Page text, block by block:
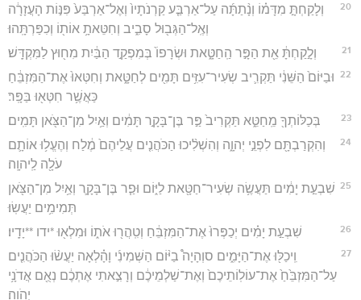
20
וְלָקַחְתָּ֣ מִדָּמ֗וֹ וְנָ֨תַתָּ֜ה עַל־אַרְבַּ֤ע קַרְנֹתָיו֙ וְאֶל־אַרְבַּע֙ פִּנּ֣וֹת הָעֲזָרָ֔ה
וְאֶֽל־הַגְּב֖וּל סָבִ֑יב וְחִטֵּאתָ֥ אוֹת֖וֹ וְכִפַּרְתָּֽהוּ׃
21 וְלָ֣קַחְתָּ֔ אֵ֖ת הַפָּ֣ר הַֽחַטָּ֑את וּשְׂרָפוֹ֙ בְּמִפְקַ֣ד הַבַּ֔יִת מִח֖וּץ לַמִּקְדָּֽשׁ׃
22
וּבַיּוֹם֙ הַשֵּׁנִ֔י תַּקְרִ֛יב שְׂעִיר־עִזִּ֥ים תָּמִ֖ים לְחַטָּ֑את וְחִטְּאוּ֙ אֶת־הַמִּזְבֵּ֔חַ
כַּאֲשֶׁ֥ר חִטְּא֖וּ בַּפָּֽר׃
23 בְּכַלּוֹתְךָ֖ מֵֽחַטֵּ֑א תַּקְרִיב֙ פַּ֣ר בֶּן־בָּקָ֣ר תָּמִ֔ים וְאַ֥יִל מִן־הַצֹּ֖אן תָּמִֽים׃
24
וְהִקְרַבְתָּ֖ם לִפְנֵ֣י יְהוָ֑ה וְהִשְׁלִ֨יכוּ הַכֹּהֲנִ֤ים עֲלֵיהֶם֙ מֶ֔לַח וְהֶעֱל֥וּ אוֹתָ֛ם
עֹלָ֖ה לַֽיהוָֽה׃
25
שִׁבְעַ֣ת יָמִ֔ים תַּעֲשֶׂ֥ה שְׂעִיר־חַטָּ֖את לַיּ֑וֹם וּפַ֧ר בֶּן־בָּקָ֛ר וְאַ֥יִל מִן־הַצֹּ֖אן
תְּמִימִ֥ים יַעֲשֽׂוּ׃
26 שִׁבְעַ֣ת יָמִ֗ים יְכַפְּרוּ֙ אֶת־הַמִּזְבֵּ֔חַ וְטִֽהֲר֖וּ אֹת֑וֹ וּמִלְא֖וּ *ידו **יָדָֽיו׃
27
וִֽיכַלּ֖וּ אֶת־הַיָּמִ֑ים סוְהָיָה֩ בַיּ֨וֹם הַשְּׁמִינִ֜י וָהָ֗לְאָה יַעֲשׂ֨וּ הַכֹּהֲנִ֤ים
עַל־הַמִּזְבֵּ֙חַ֙ אֶת־עוֹלֽוֹתֵיכֶם֙ וְאֶת־שַׁלְמֵיכֶ֔ם וְרָצִ֣אתִי אֶתְכֶ֔ם נְאֻ֖ם אֲדֹנָ֥י
יְהֹוִֽה׃